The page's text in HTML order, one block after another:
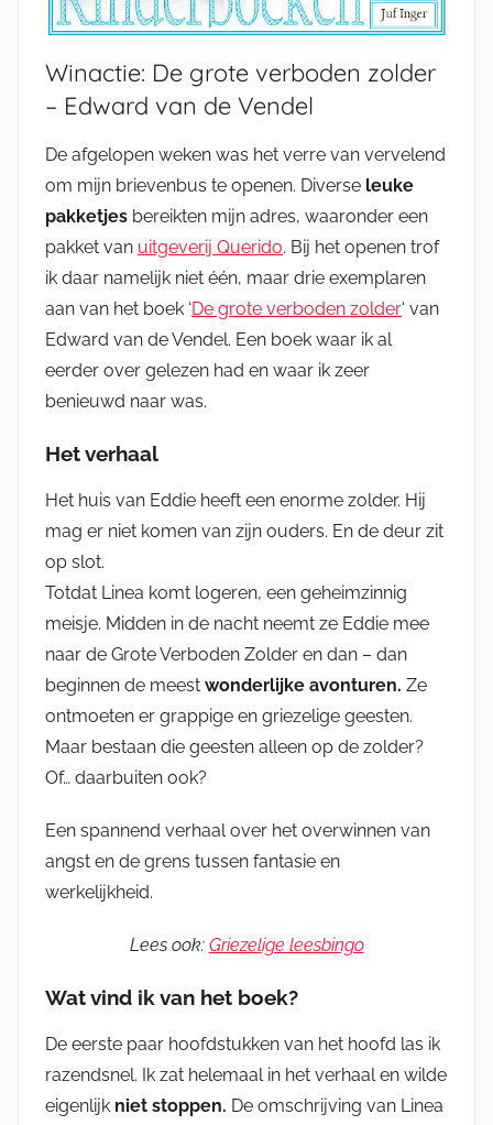
Winactie: De grote verboden zolder
– Edward van de Vendel
De afgelopen weken was het verre van vervelend
om mijn brievenbus te openen. Diverse leuke
pakketjes bereikten mijn adres, waaronder een
pakket van uitgeverij Querido. Bij het openen trof
ik daar namelijk niet één, maar drie exemplaren
aan van het boek ‘De grote verboden zolder‘ van
Edward van de Vendel. Een boek waar ik al
eerder over gelezen had en waar ik zeer
benieuwd naar was.
Het verhaal
Het huis van Eddie heeft een enorme zolder. Hij
mag er niet komen van zijn ouders. En de deur zit
op slot.
Totdat Linea komt logeren, een geheimzinnig
meisje. Midden in de nacht neemt ze Eddie mee
naar de Grote Verboden Zolder en dan – dan
beginnen de meest wonderlijke avonturen. Ze
ontmoeten er grappige en griezelige geesten.
Maar bestaan die geesten alleen op de zolder?
Of… daarbuiten ook?
Een spannend verhaal over het overwinnen van
angst en de grens tussen fantasie en
werkelijkheid.
Lees ook: Griezelige leesbingo
Wat vind ik van het boek?
De eerste paar hoofdstukken van het hoofd las ik
razendsnel. Ik zat helemaal in het verhaal en wilde
eigenlijk niet stoppen. De omschrijving van Linea